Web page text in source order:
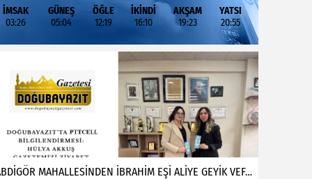
İMSAK
03:26
GÜNEŞ
05:04
ÖĞLE
12:19
İKİNDİ
16:10
AKŞAM
19:23
YATSI
20:55
ABDİGÖR MAHALLESİNDEN İBRAHİM EŞİ ALİYE GEYİK VEFAT ETMİŞTİR